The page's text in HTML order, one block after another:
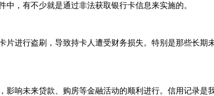
，有不少就是通过非法获取银行卡信息来实施的。
进行盗刷，导致持卡人遭受财务损失。特别是那些长期
响未来贷款、购房等金融活动的顺利进行。信用记录是